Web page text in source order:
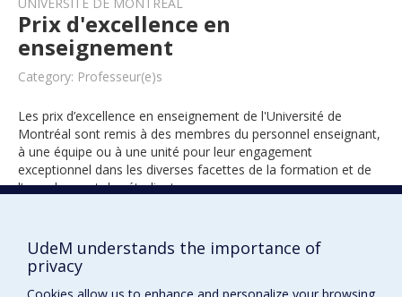
Prix d'excellence en
enseignement
Category: Professeur(e)s
Les prix d’excellence en enseignement de l'Université de
Montréal sont remis à des membres du personnel enseignant,
à une équipe ou à une unité pour leur engagement
exceptionnel dans les diverses facettes de la formation et de
l’encadrement des étudiants.
UdeM understands the importance of
privacy
Cookies allow us to enhance and personalize your browsing